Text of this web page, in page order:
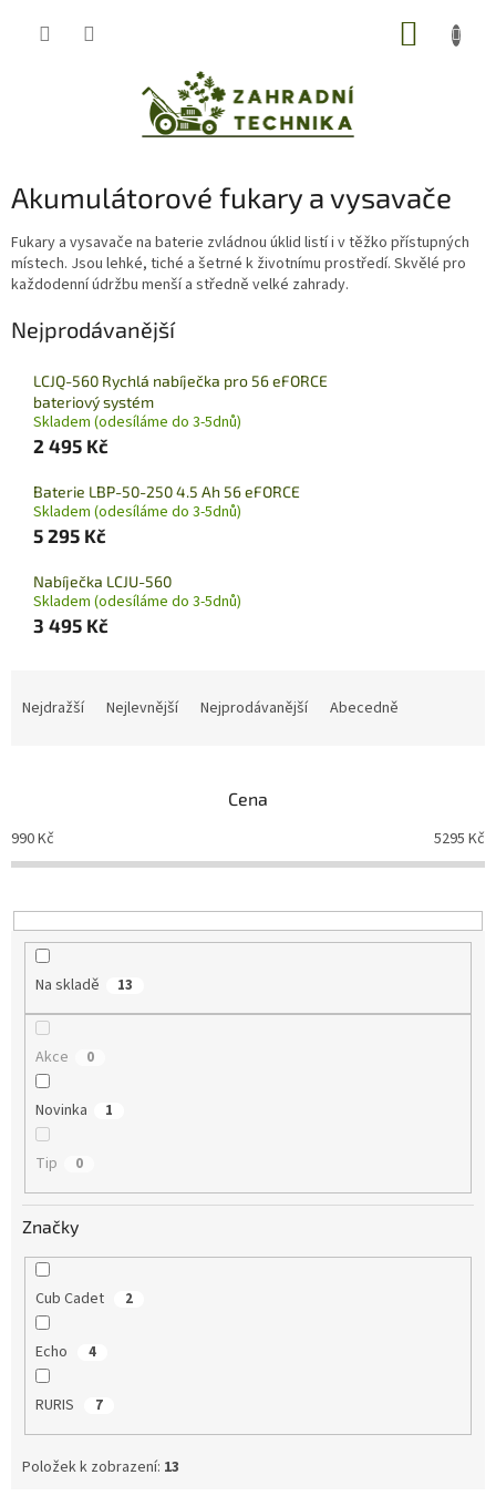
Akumulátorové fukary a vysavače
Fukary a vysavače na baterie zvládnou úklid listí i v těžko přístupných
místech. Jsou lehké, tiché a šetrné k životnímu prostředí. Skvělé pro
každodenní údržbu menší a středně velké zahrady.
Nejprodávanější
LCJQ-560 Rychlá nabíječka pro 56 eFORCE
bateriový systém
Skladem (odesíláme do 3-5dnů)
2 495 Kč
Baterie LBP-50-250 4.5 Ah 56 eFORCE
Skladem (odesíláme do 3-5dnů)
5 295 Kč
Nabíječka LCJU-560
Skladem (odesíláme do 3-5dnů)
3 495 Kč
p
u
Nejdražší Nejlevnější Nejprodávanější Abecedně
Cena
990Kč 5295 Kč
Na skladě 13
Akce 0
Novinka 1
Tip 0
Značky
Cub Cadet 2
Echo 4
RURIS 7
Položek k zobrazení: 13